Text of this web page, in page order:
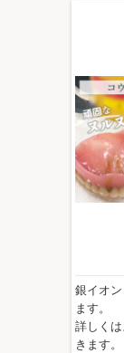
銀イオ
ます。
詳しく
きます。